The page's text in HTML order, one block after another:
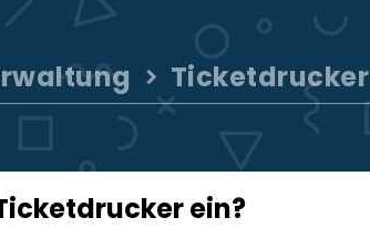
Ticketdrucker
ein?